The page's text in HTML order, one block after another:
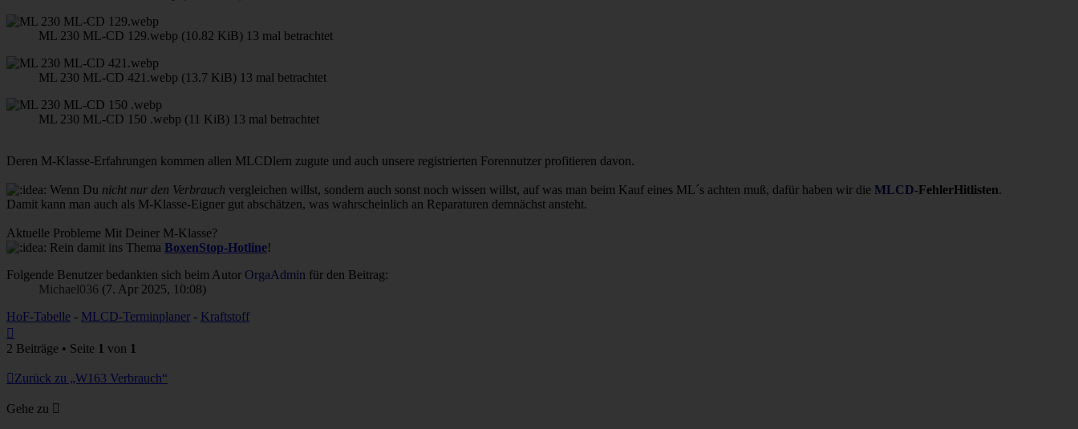
ML 230 ML-CD 129.webp (10.82 KiB) 13 mal betrachtet
ML 230 ML-CD 421.webp (13.7 KiB) 13 mal betrachtet
ML 230 ML-CD 150 .webp (11 KiB) 13 mal betrachtet
Deren M-Klasse-Erfahrungen kommen allen MLCDlern zugute und auch unsere registrierten Forennutzer profitieren davon.
Wenn Du nicht nur den Verbrauch vergleichen willst, sondern auch sonst noch wissen willst, auf was man beim Kauf eines ML´s achten muß, dafür haben wir die MLCD-FehlerHitlisten.
Damit kann man auch als M-Klasse-Eigner gut abschätzen, was wahrscheinlich an Reparaturen demnächst ansteht.
Aktuelle Probleme Mit Deiner M-Klasse?
Rein damit ins Thema BoxenStop-Hotline!
Folgende Benutzer bedankten sich beim Autor OrgaAdmin für den Beitrag:
Michael036 (7. Apr 2025, 10:08)
HoF-Tabelle - MLCD-Terminplaner - Kraftstoff
oben
2 Beiträge • Seite 1 von 1
Zurück zu „W163 Verbrauch“
Gehe zu